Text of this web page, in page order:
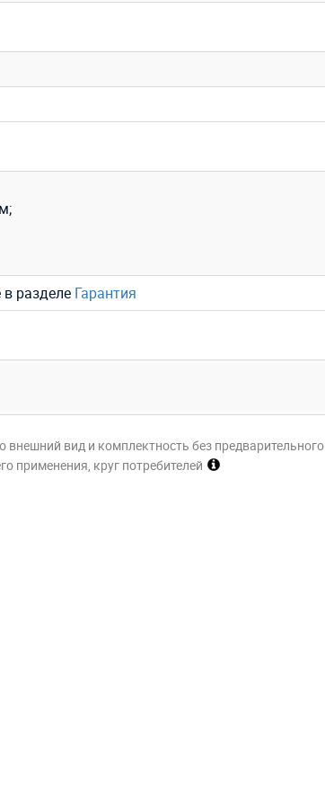
разделе Гарантия
внешний вид и комплектность без предварительного
применения, круг потребителей